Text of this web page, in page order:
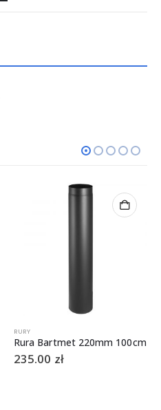
RURY
Rura Bartmet 220mm 100cm
235.00 zł